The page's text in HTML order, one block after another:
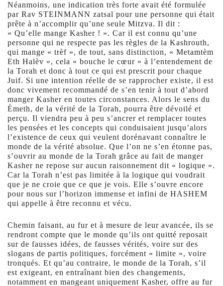
Néanmoins, une indication très forte avait été formulée
par Rav STEINMANN zatsal pour une personne qui était
prête à n’accomplir qu’une seule Mitzva. Il dit :
« Qu’elle mange Kasher ! ». Car il est connu qu’une
personne qui ne respecte pas les règles de la Kashrouth,
qui mange « trèf », de tout, sans distinction, « Metamtèm
Eth Halèv », cela « bouche le cœur » à l’entendement de
la Torah et donc à tout ce qui est prescrit pour chaque
Juif. Si une intention réelle de se rapprocher existe, il est
donc vivement recommandé de s’en tenir à tout d’abord
manger Kasher en toutes circonstances. Alors le sens du
Émeth, de la vérité de la Torah, pourra être dévoilé et
perçu. Il viendra peu à peu s’ancrer et remplacer toutes
les pensées et les concepts qui conduisaient jusqu’alors
l’existence de ceux qui veulent dorénavant connaître le
monde de la vérité absolue. Que l’on ne s’en étonne pas,
s’ouvrir au monde de la Torah grâce au fait de manger
Kasher ne repose sur aucun raisonnement dit « logique ».
Car la Torah n’est pas limitée à la logique qui voudrait
que je ne croie que ce que je vois. Elle s’ouvre encore
pour nous sur l’horizon immense et infini de HASHEM
qui appelle à être reconnu et vécu.
Chemin faisant, au fur et à mesure de leur avancée, ils se
rendront compte que le monde qu’ils ont quitté reposait
sur de fausses idées, de fausses vérités, voire sur des
slogans de partis politiques, forcément « limite », voire
tronqués. Et qu’au contraire, le monde de la Torah, s’il
est exigeant, en entraînant bien des changements,
notamment en mangeant uniquement Kasher, offre au fur